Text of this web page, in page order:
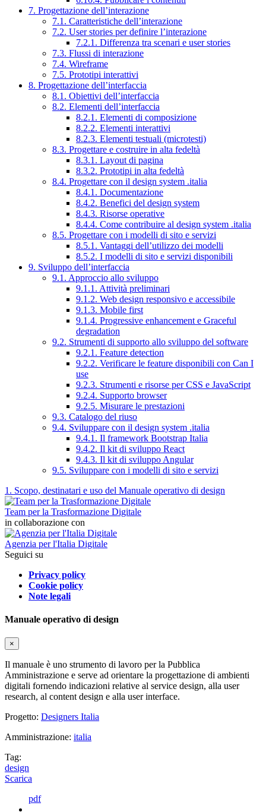
7. Progettazione dell’interazione
7.1. Caratteristiche dell’interazione
7.2. User stories per definire l’interazione
7.2.1. Differenza tra scenari e user stories
7.3. Flussi di interazione
7.4. Wireframe
7.5. Prototipi interattivi
8. Progettazione dell’interfaccia
8.1. Obiettivi dell’interfaccia
8.2. Elementi dell’interfaccia
8.2.1. Elementi di composizione
8.2.2. Elementi interattivi
8.2.3. Elementi testuali (microtesti)
8.3. Progettare e costruire in alta fedeltà
8.3.1. Layout di pagina
8.3.2. Prototipi in alta fedeltà
8.4. Progettare con il design system .italia
8.4.1. Documentazione
8.4.2. Benefici del design system
8.4.3. Risorse operative
8.4.4. Come contribuire al design system .italia
8.5. Progettare con i modelli di sito e servizi
8.5.1. Vantaggi dell’utilizzo dei modelli
8.5.2. I modelli di sito e servizi disponibili
9. Sviluppo dell’interfaccia
9.1. Approccio allo sviluppo
9.1.1. Attività preliminari
9.1.2. Web design responsivo e accessibile
9.1.3. Mobile first
9.1.4. Progressive enhancement e Graceful
degradation
9.2. Strumenti di supporto allo sviluppo del software
9.2.1. Feature detection
9.2.2. Verificare le feature disponibili con Can I
use
9.2.3. Strumenti e risorse per CSS e JavaScript
9.2.4. Supporto browser
9.2.5. Misurare le prestazioni
9.3. Catalogo del riuso
9.4. Sviluppare con il design system .italia
9.4.1. Il framework Bootstrap Italia
9.4.2. Il kit di sviluppo React
9.4.3. Il kit di sviluppo Angular
9.5. Sviluppare con i modelli di sito e servizi
1. Scopo, destinatari e uso del Manuale operativo di design
Team per la Trasformazione Digitale
in collaborazione con
Agenzia per l'Italia Digitale
Seguici su
Privacy policy
Cookie policy
Note legali
Manuale operativo di design
×
Il manuale è uno strumento di lavoro per la Pubblica
Amministrazione e serve ad orientare la progettazione di ambienti
digitali fornendo indicazioni relative al service design, alla user
research, al content design e alla user interface.
Progetto: Designers Italia
Amministrazione: italia
Tag:
design
Scarica
pdf